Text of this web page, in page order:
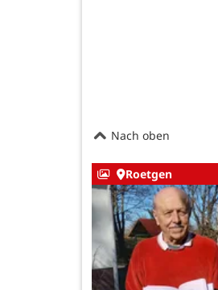
Nach oben
Roetgen